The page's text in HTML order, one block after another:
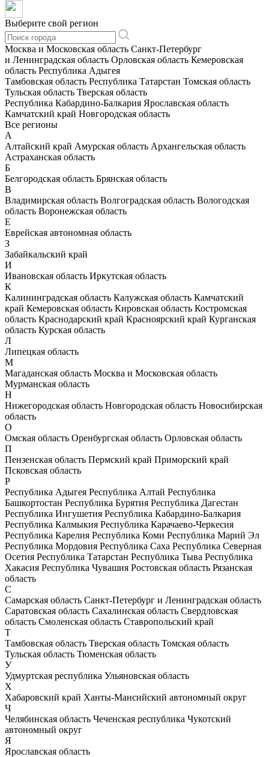
Выберите свой регион
Москва и Московская область Санкт-Петербург
и Ленинградская область Орловская область Кемеровская
область Республика Адыгея
Тамбовская область Республика Татарстан Томская область
Тульская область Тверская область
Республика Кабардино-Балкария Ярославская область
Камчатский край Новгородская область
Все регионы
А
Алтайский край Амурская область Архангельская область
Астраханская область
Б
Белгородская область Брянская область
В
Владимирская область Волгоградская область Вологодская
область Воронежская область
Е
Еврейская автономная область
З
Забайкальский край
И
Ивановская область Иркутская область
К
Калининградская область Калужская область Камчатский
край Кемеровская область Кировская область Костромская
область Краснодарский край Красноярский край Курганская
область Курская область
Л
Липецкая область
М
Магаданская область Москва и Московская область
Мурманская область
Н
Нижегородская область Новгородская область Новосибирская
область
О
Омская область Оренбургская область Орловская область
П
Пензенская область Пермский край Приморский край
Псковская область
Р
Республика Адыгея Республика Алтай Республика
Башкортостан Республика Бурятия Республика Дагестан
Республика Ингушетия Республика Кабардино-Балкария
Республика Калмыкия Республика Карачаево-Черкесия
Республика Карелия Республика Коми Республика Марий Эл
Республика Мордовия Республика Саха Республика Северная
Осетия Республика Татарстан Республика Тыва Республика
Хакасия Республика Чувашия Ростовская область Рязанская
область
С
Самарская область Санкт-Петербург и Ленинградская область
Саратовская область Сахалинская область Свердловская
область Смоленская область Ставропольский край
Т
Тамбовская область Тверская область Томская область
Тульская область Тюменская область
У
Удмуртская республика Ульяновская область
Х
Хабаровский край Ханты-Мансийский автономный округ
Ч
Челябинская область Чеченская республика Чукотский
автономный округ
Я
Ярославская область